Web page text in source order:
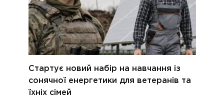
Стартує новий набір на навчання із
сонячної енергетики для ветеранів та
їхніх сімей